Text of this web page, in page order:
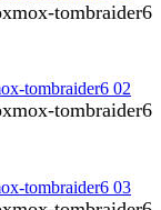
tombraider6
tombraider6